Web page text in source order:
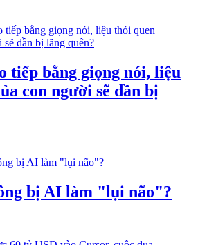
tiếp bằng giọng nói, liệu
con người sẽ dần bị
bị AI làm "lụi não"?